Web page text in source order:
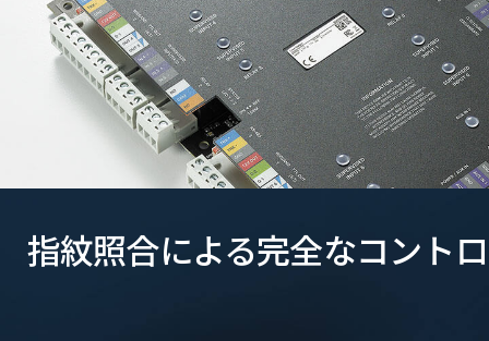
指紋照合による完全なコント